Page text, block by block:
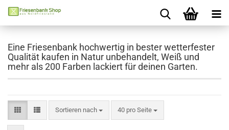
Eine Friesenbank hochwertig in bester wetterfester
Qualität kaufen in Natur unbehandelt, Weiß und
mehr als 200 Farben lackiert für deinen Garten.
Sortieren nach
Sortieren nach 40 pro Seite
pro Seite